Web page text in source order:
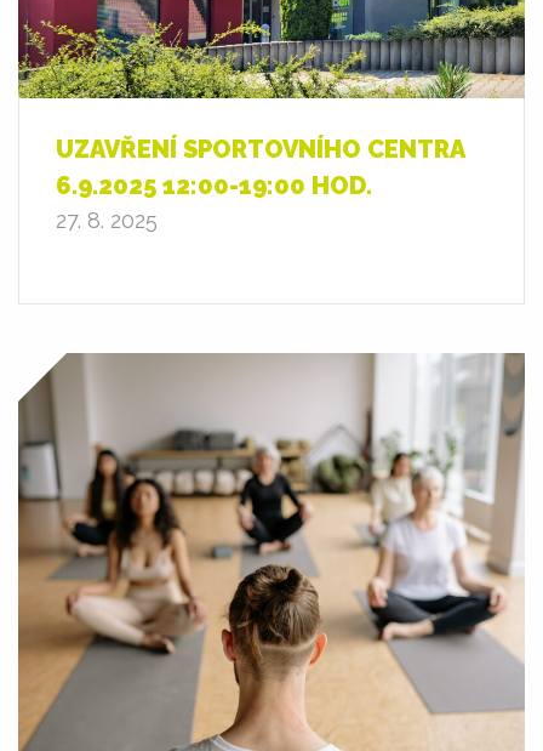
UZAVŘENÍ SPORTOVNÍHO CENTRA
6.9.2025 12:00-19:00 HOD.
27. 8. 2025